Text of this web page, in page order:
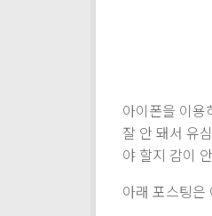
아이폰을 이용
잘 안 돼서 유
야 할지 감이
아래 포스팅은